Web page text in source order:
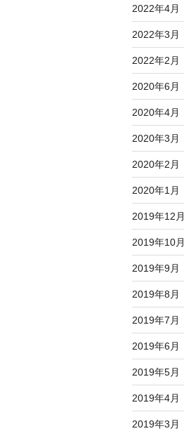
2022年4月
2022年3月
2022年2月
2020年6月
2020年4月
2020年3月
2020年2月
2020年1月
2019年12月
2019年10月
2019年9月
2019年8月
2019年7月
2019年6月
2019年5月
2019年4月
2019年3月